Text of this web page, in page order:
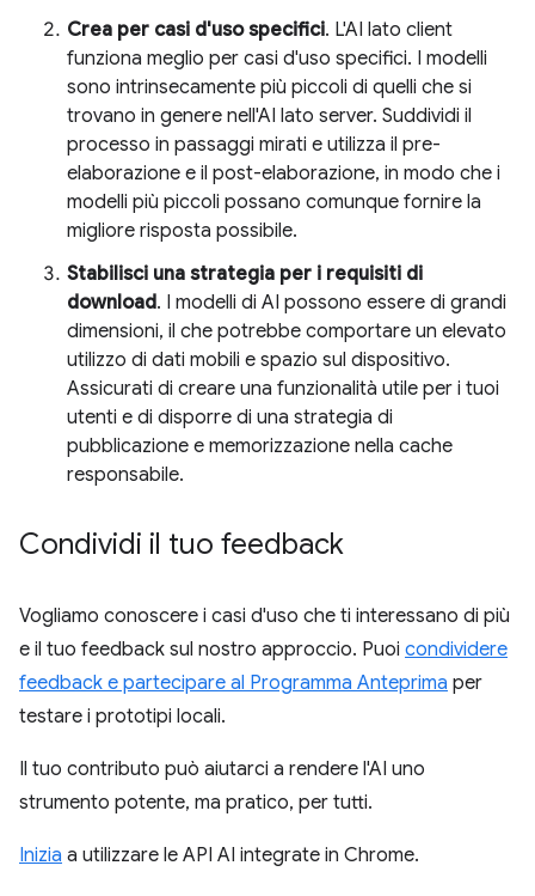
Crea per casi d'uso specifici. L'AI lato client
funziona meglio per casi d'uso specifici. I modelli
sono intrinsecamente più piccoli di quelli che si
trovano in genere nell'AI lato server. Suddividi il
processo in passaggi mirati e utilizza il pre-
elaborazione e il post-elaborazione, in modo che i
modelli più piccoli possano comunque fornire la
migliore risposta possibile.
Stabilisci una strategia per i requisiti di
download. I modelli di AI possono essere di grandi
dimensioni, il che potrebbe comportare un elevato
utilizzo di dati mobili e spazio sul dispositivo.
Assicurati di creare una funzionalità utile per i tuoi
utenti e di disporre di una strategia di
pubblicazione e memorizzazione nella cache
responsabile.
Condividi il tuo feedback
Vogliamo conoscere i casi d'uso che ti interessano di più
e il tuo feedback sul nostro approccio. Puoi condividere
feedback e partecipare al Programma Anteprima per
testare i prototipi locali.
Il tuo contributo può aiutarci a rendere l'AI uno
strumento potente, ma pratico, per tutti.
Inizia a utilizzare le API AI integrate in Chrome.